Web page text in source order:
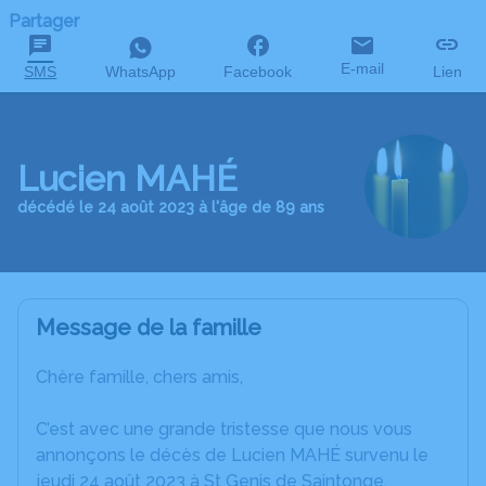
Partager
SMS WhatsApp Facebook E-mail Lien
Lucien MAHÉ
décédé le 24 août 2023 à l'âge de 89 ans
Message de la famille
Chère famille, chers amis,
C’est avec une grande tristesse que nous vous
annonçons le décès de Lucien MAHÉ survenu le
jeudi 24 août 2023 à St Genis de Saintonge.